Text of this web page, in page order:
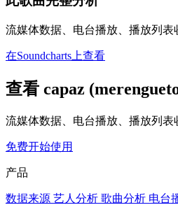
流媒体数据、电台播放、播放列表
在Soundcharts上查看
查看 capaz
流媒体数据、电台播放、播放列
免费开始使用
产品
数据来源 艺人分析 歌曲分析 电台